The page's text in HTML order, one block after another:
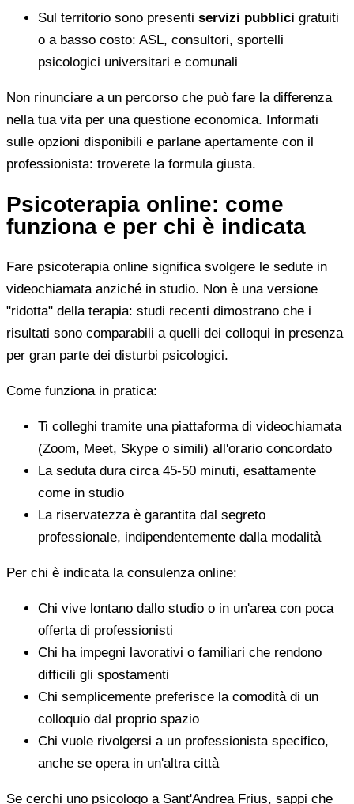
Sul territorio sono presenti servizi pubblici gratuiti
o a basso costo: ASL, consultori, sportelli
psicologici universitari e comunali
Non rinunciare a un percorso che può fare la differenza
nella tua vita per una questione economica. Informati
sulle opzioni disponibili e parlane apertamente con il
professionista: troverete la formula giusta.
Psicoterapia online: come
funziona e per chi è indicata
Fare psicoterapia online significa svolgere le sedute in
videochiamata anziché in studio. Non è una versione
"ridotta" della terapia: studi recenti dimostrano che i
risultati sono comparabili a quelli dei colloqui in presenza
per gran parte dei disturbi psicologici.
Come funziona in pratica:
Ti colleghi tramite una piattaforma di videochiamata
(Zoom, Meet, Skype o simili) all'orario concordato
La seduta dura circa 45-50 minuti, esattamente
come in studio
La riservatezza è garantita dal segreto
professionale, indipendentemente dalla modalità
Per chi è indicata la consulenza online:
Chi vive lontano dallo studio o in un'area con poca
offerta di professionisti
Chi ha impegni lavorativi o familiari che rendono
difficili gli spostamenti
Chi semplicemente preferisce la comodità di un
colloquio dal proprio spazio
Chi vuole rivolgersi a un professionista specifico,
anche se opera in un'altra città
Se cerchi uno psicologo a Sant'Andrea Frius, sappi che